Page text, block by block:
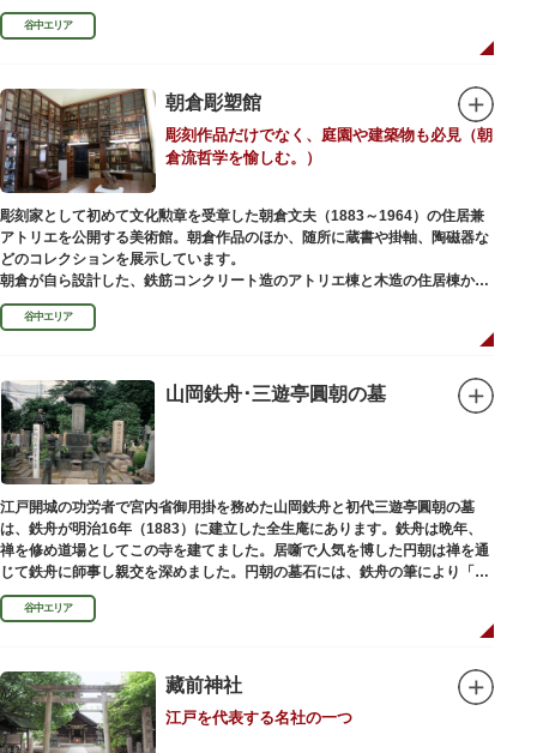
の大黒天木像は台東区文化財に指定されています。
谷中エリア
朝倉彫塑館
彫刻作品だけでなく、庭園や建築物も必見（朝
倉流哲学を愉しむ。）
彫刻家として初めて文化勲章を受章した朝倉文夫（1883～1964）の住居兼
アトリエを公開する美術館。朝倉作品のほか、随所に蔵書や掛軸、陶磁器な
どのコレクションを展示しています。
朝倉が自ら設計した、鉄筋コンクリート造のアトリエ棟と木造の住居棟から
なる建物は、異なる素材が違和感なく調和しています。広く門戸を開放し弟
子を育成した「朝倉彫塑塾」の教育の場としても使われました。巨石と樹木
が濃密な空間を作り出す「五典の池」を中心とした中庭、日本における屋上
この建物に色濃く反映されています。
彫刻作品や芸術品を鑑賞する美術館という側面だけでなく、庭園や建築の価
値も感じられる施設です。朝倉の芸術思想の特質である自然観を表す庭園
は、その芸術上・観賞上の価値が評価され、敷地全体が「旧朝倉文夫氏庭
園」として国の名勝に指定されています。
谷中エリア
山岡鉄舟･三遊亭圓朝の墓
江戸開城の功労者で宮内省御用掛を務めた山岡鉄舟と初代三遊亭圓朝の墓
は、鉄舟が明治16年（1883）に建立した全生庵にあります。鉄舟は晩年、
禅を修め道場としてこの寺を建てました。居噺で人気を博した円朝は禅を通
じて鉄舟に師事し親交を深めました。円朝の墓石には、鉄舟の筆により「三
遊亭円朝無舌居士」とあります。
谷中エリア
藏前神社
江戸を代表する名社の一つ